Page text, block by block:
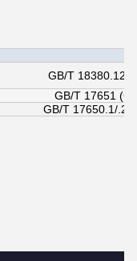
GB/T 18380.12
GB/T 17651
GB/T 17650.1/.2